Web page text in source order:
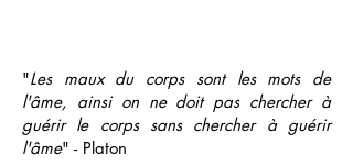
"Les maux du corps sont les mots de
l'âme, ainsi on ne doit pas chercher à
guérir le corps sans chercher à guérir
l'âme" - Platon